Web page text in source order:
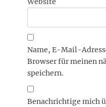
Name, E-Mail-
Browser für meinen
speichern.
Benachrichtige mich